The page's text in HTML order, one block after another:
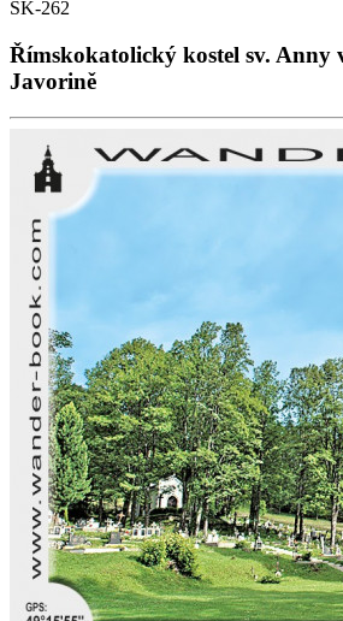
SK-262
Římskokatolický kostel sv. Anny
Javorině